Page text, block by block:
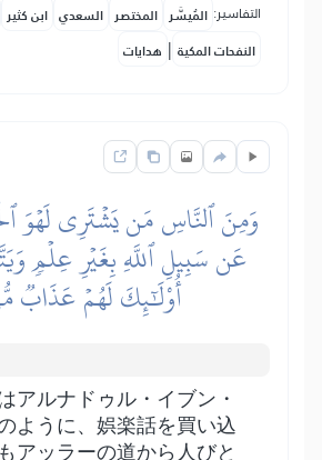
التفاسير: المُيسَّر المختصر السعدي ابن كثير
النفحات المكية | هدايات
وَمِنَ ٱلنَّاسِ مَن يَشۡتَرِي لَهۡوَ
عَن سَبِيلِ ٱللَّهِ بِغَيۡرِ عِلۡمٖ
أُوْلَٰٓئِكَ لَهُمۡ عَذَابٞ
アルナドゥル・イブン・
ように、娯楽話を買い込
アッラーの道から人びと